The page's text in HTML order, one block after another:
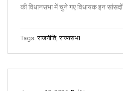
की विधानसभा में चुने गए विधायक इन
Tags:राजनीति,राज्यसभा